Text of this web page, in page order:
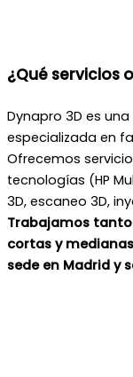
¿Qué servicios
Dynapro 3D es una
especializada en
Ofrecemos
tecnologías (HP
3D, escaneo 3D,
Trabajamos
cortas y
sede en Madrid y